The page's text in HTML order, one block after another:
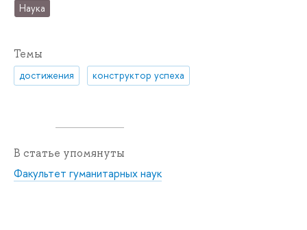
Наука
Темы
достижения конструктор успеха
В статье упомянуты
Факультет гуманитарных наук